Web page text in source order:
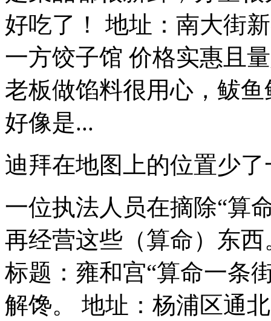
好吃了！ 地址：南大街
一方饺子馆 价格实惠且
老板做馅料很用心，鲅
好像是...
迪拜在地图上的位置少了
一位执法人员在摘除“算
再经营这些（算命）东
标题：雍和宫“算命一条
解馋。 地址：杨浦区通